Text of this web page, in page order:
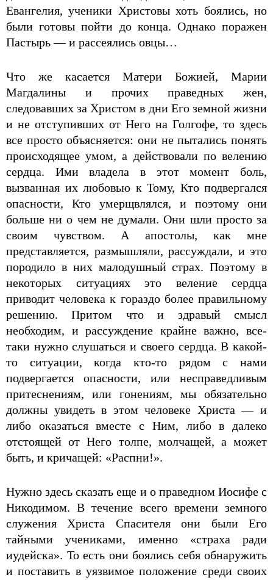
Евангелия, ученики Христовы хоть боялись, но
были готовы пойти до конца. Однако поражен
Пастырь — и рассеялись овцы…
Что же касается Матери Божией, Марии
Магдалины и прочих праведных жен,
следовавших за Христом в дни Его земной жизни
и не отступивших от Него на Голгофе, то здесь
все просто объясняется: они не пытались понять
происходящее умом, а действовали по велению
сердца. Ими владела в этот момент боль,
вызванная их любовью к Тому, Кто подвергался
опасности, Кто умерщвлялся, и поэтому они
больше ни о чем не думали. Они шли просто за
своим чувством. А апостолы, как мне
представляется, размышляли, рассуждали, и это
породило в них малодушный страх. Поэтому в
некоторых ситуациях это веление сердца
приводит человека к гораздо более правильному
решению. Притом что и здравый смысл
необходим, и рассуждение крайне важно, все-
таки нужно слушаться и своего сердца. В какой-
то ситуации, когда кто-то рядом с нами
подвергается опасности, или несправедливым
притеснениям, или гонениям, мы обязательно
должны увидеть в этом человеке Христа — и
либо оказаться вместе с Ним, либо в далеко
отстоящей от Него толпе, молчащей, а может
быть, и кричащей: «Распни!».
Нужно здесь сказать еще и о праведном Иосифе с
Никодимом. В течение всего времени земного
служения Христа Спасителя они были Его
тайными учениками, именно «страха ради
иудейска». То есть они боялись себя обнаружить
и поставить в уязвимое положение среди своих